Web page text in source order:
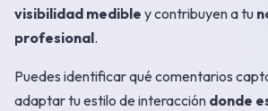
visibilidad medible y contribuyen a tu
profesional.
Puedes identificar qué comentarios
adaptar tu estilo de interacción donde